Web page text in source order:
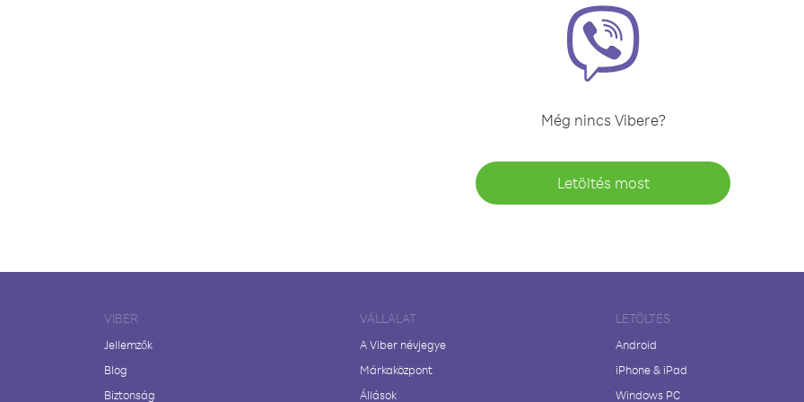
Még nincs Vibere?
Letöltés most
VIBER
Jellemzők
Blog
Biztonság
VÁLLALAT
A Viber névjegye
Márkaközpont
Állások
LETÖLTÉS
Android
iPhone & iPad
Windows PC